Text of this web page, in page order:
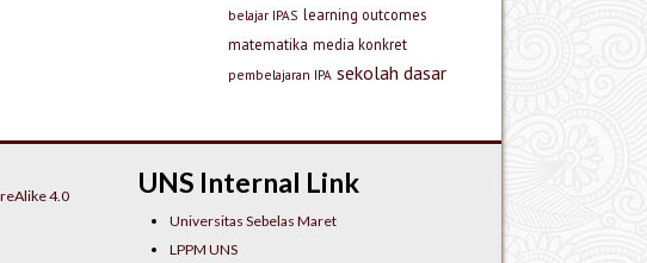
belajar IPAS learning outcomes
matematika media konkret
pembelajaran IPA sekolah dasar
UNS Internal Link
Universitas Sebelas Maret
LPPM UNS
4.0